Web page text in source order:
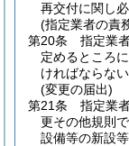
再交付に関し
(指定業者の責
第20条
指定業
定めるところ
ければならない
(変更の届出)
第21条
指定業者
更その他規則
設備等の新設